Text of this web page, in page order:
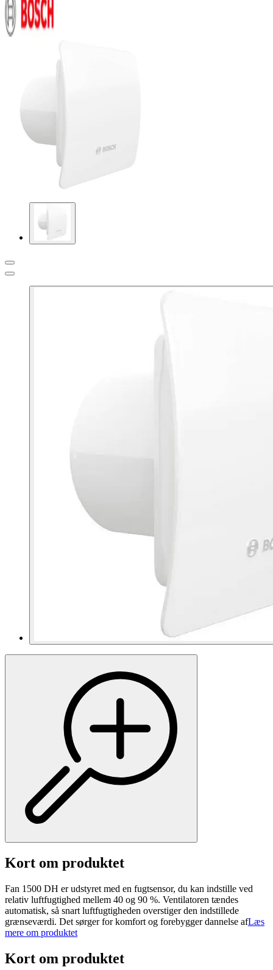
Kort om produktet
Fan 1500 DH er udstyret med en fugtsensor, du kan indstille ved
relativ luftfugtighed mellem 40 og 90 %. Ventilatoren tændes
automatisk, så snart luftfugtigheden overstiger den indstillede
grænseværdi. Det sørger for komfort og forebygger dannelse afLæs
mere om produktet
Kort om produktet